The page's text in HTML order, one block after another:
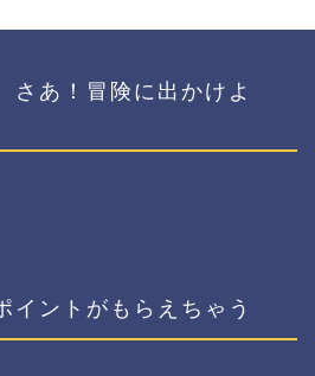
あ！冒険に出かけよ
イントがもらえちゃう